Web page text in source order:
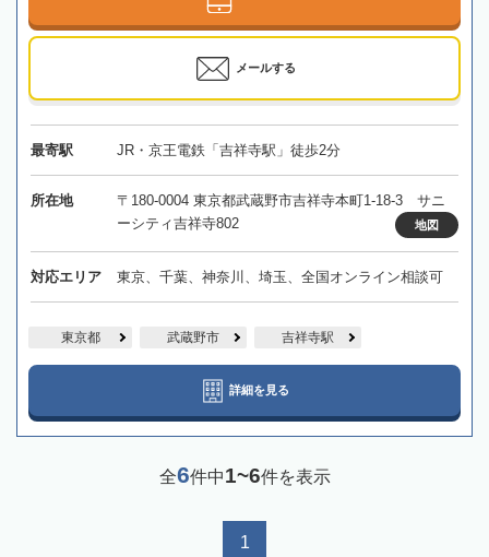
メールする
最寄駅 JR・京王電鉄「吉祥寺駅」徒歩2分
所在地
〒180-0004 東京都武蔵野市吉祥寺本町1-18-3 サニ
ーシティ吉祥寺802
地図
対応エリア 東京、千葉、神奈川、埼玉、全国オンライン相談可
東京都 武蔵野市 吉祥寺駅
詳細を見る
全6件中1~6件を表示
1